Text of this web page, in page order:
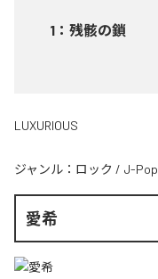
1 ： 残骸の鎖
LUXURIOUS
ジャンル： ロック / J-Pop
愛希